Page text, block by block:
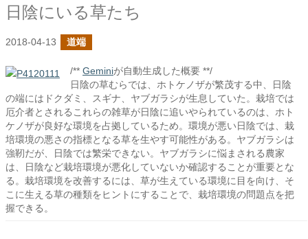
日陰にいる草たち
2018-04-13 道端
/** Geminiが自動生成した概要 **/
日陰の草むらでは、ホトケノザが繁茂する中、日陰
の端にはドクダミ、スギナ、ヤブガラシが生息していた。栽培では
厄介者とされるこれらの雑草が日陰に追いやられているのは、ホト
ケノザが良好な環境を占拠しているため。環境が悪い日陰では、栽
培環境の悪さの指標となる草を生やす可能性がある。ヤブガラシは
強靭だが、日陰では繁栄できない。ヤブガラシに悩まされる農家
は、日陰など栽培環境が悪化していないか確認することが重要とな
る。栽培環境を改善するには、草が生えている環境に目を向け、そ
こに生える草の種類をヒントにすることで、栽培環境の問題点を把
握できる。